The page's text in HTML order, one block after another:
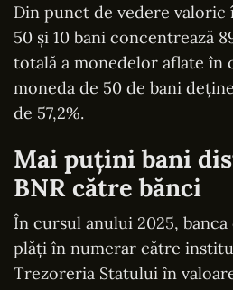
Din punct de vedere valoric
50 și 10 bani concentrează
totală a monedelor aflate în
moneda de 50 de bani
de 57,2%.
Mai puțini bani
BNR către bănci
În cursul anului 2025,
plăți în numerar către
Trezoreria Statului în